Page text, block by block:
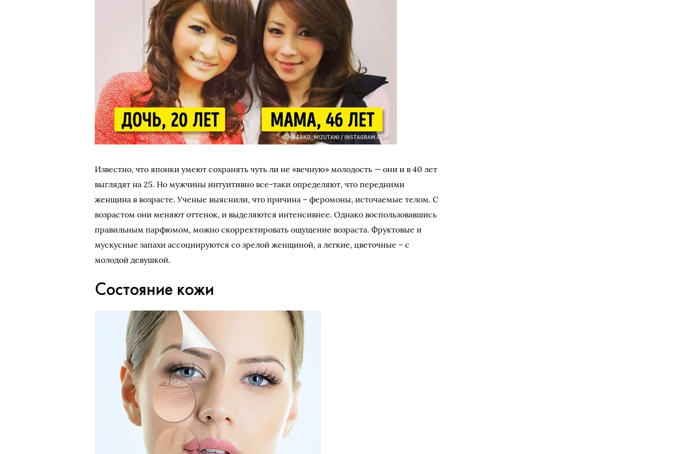
Известно, что японки умеют сохранять чуть ли не «вечную» молодость — они и в 40 лет
выглядят на 25. Но мужчины интуитивно все-таки определяют, что передними
женщина в возрасте. Ученые выяснили, что причина – феромоны, источаемые телом. С
возрастом они меняют оттенок, и выделяются интенсивнее. Однако воспользовавшись
правильным парфюмом, можно скорректировать ощущение возраста. Фруктовые и
мускусные запахи ассоциируются со зрелой женщиной, а легкие, цветочные – с
молодой девушкой.
Состояние кожи